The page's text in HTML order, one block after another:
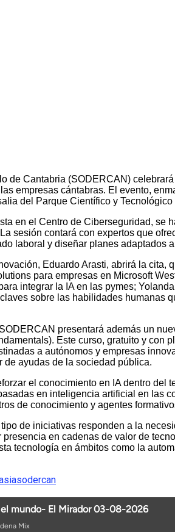
de Cantabria (SODERCAN)
empresas cántabras. El evento,
del Parque Científico y
en el Centro de Ciberseguridad, se
sesión contará con expertos que
laboral y diseñar planes adaptados
Eduardo Arasti, abrirá la
para empresas en Microsoft
integrar la IA en las pymes;
sobre las habilidades humanas
presentará además un
Este curso, gratuito y con
a autónomos y empresas
de ayudas de la sociedad pública.
el conocimiento en IA dentro
en inteligencia artificial en las
de conocimiento y agentes
de iniciativas responden a la
presencia en cadenas de valor de
tecnología en ámbitos como la
iasodercan